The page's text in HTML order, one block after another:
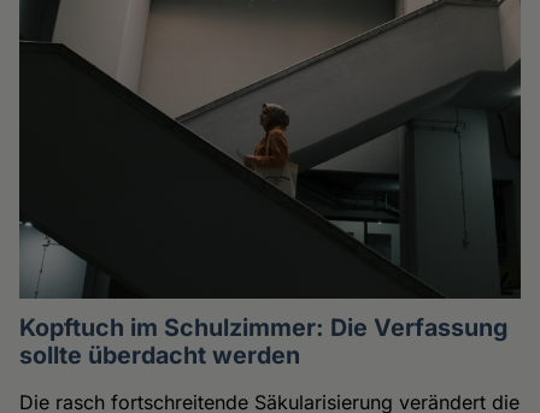
Kopftuch im Schulzimmer: Die Verfassung
sollte überdacht werden
Die rasch fortschreitende Säkularisierung verändert die